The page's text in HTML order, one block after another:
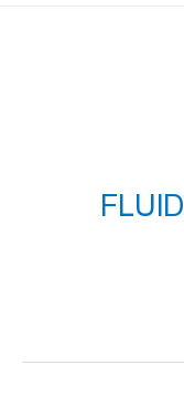
کارگاه تخصصی FLUID